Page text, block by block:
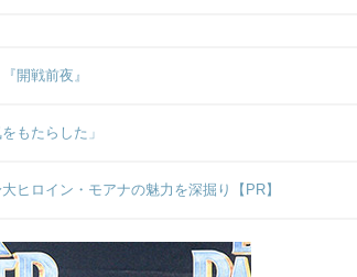
開戦前夜』
もたらした」
ヒロイン・モアナの魅力を深掘り【PR】